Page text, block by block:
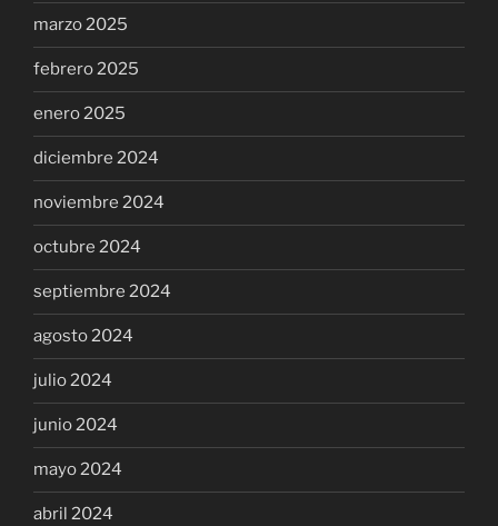
marzo 2025
febrero 2025
enero 2025
diciembre 2024
noviembre 2024
octubre 2024
septiembre 2024
agosto 2024
julio 2024
junio 2024
mayo 2024
abril 2024